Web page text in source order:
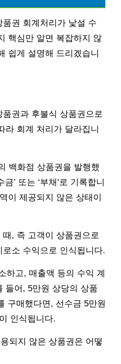
권 회계처리가 낯설 수
핵심만 알면 복잡하지 않
쉽게 설명해 드리겠습니
권과 후불식 상품권으로
라 회계 처리가 달라집니
백화점 상품권을 발행했
’ 또는 ‘부채’로 기록합니
이 제공되지 않은 상태이
, 즉 고객이 상품권으로
소 수익으로 인식됩니다.
하고, 매출액 등의 수익 계
들어, 5만원 상당의 상품
구매했다면, 선수금 5만원
인식됩니다.
되지 않은 상품권은 어떻